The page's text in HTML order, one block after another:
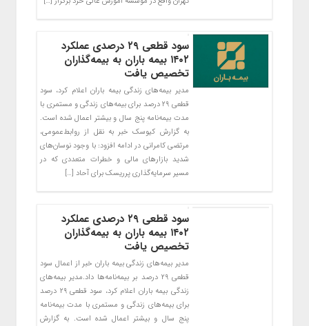
سود قطعی ۲۹ درصدی عملکرد
۱۴۰۲ بیمه باران به بیمه‌گذاران
تخصیص یافت
مدیر بیمه‌های زندگی بیمه باران اعلام کرد، سود
قطعی ۲۹ درصد برای بیمه‌های زندگی و مستمری با
مدت بیمه‌نامه پنج سال و بیشتر اعمال شده است.
به گزارش کیوسک خبر به نقل از روابط‌عمومی،
مرتضی کامرانی در ادامه افزود: با وجود نوسان‌های
شدید بازارهای مالی و خطرات متعددی که در
مسیر سرمایه‌گذاری پرریسک برای آحاد […]
سود قطعی ۲۹ درصدی عملکرد
۱۴۰۲ بیمه باران به بیمه‌گذاران
تخصیص یافت
مدیر بیمه‌های زندگی بیمه باران خبر از اعمال سود
قطعی ۲۹ درصد بر بیمه‌نامه‌ها داد.مدیر بیمه‌های
زندگی بیمه باران اعلام کرد، سود قطعی ۲۹ درصد
برای بیمه‌های زندگی و مستمری با مدت بیمه‌نامه
پنج سال و بیشتر اعمال شده است. ‌‌به گزارش